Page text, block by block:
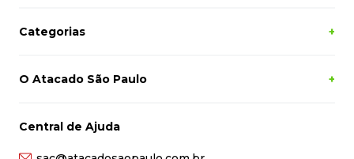
Categorias +
O Atacado São Paulo +
Central de Ajuda